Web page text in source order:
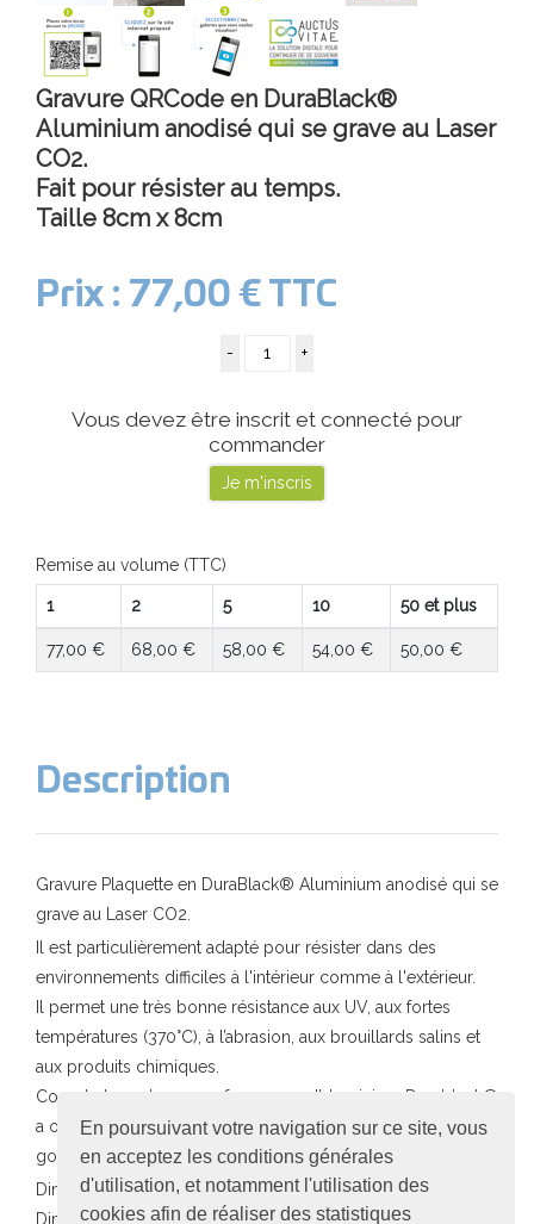
En poursuivant votre navigation sur ce site, vous
en acceptez les conditions générales
d'utilisation, et notamment l'utilisation des
cookies afin de réaliser des statistiques
Gravure QRCode en DuraBlack®
Aluminium anodisé qui se grave au Laser
CO2.
Fait pour résister au temps.
Taille 8cm x 8cm
Prix : 77,00 €TTC
Vous devez être inscrit et connecté pour
commander
Je m'inscris
Remise au volume (TTC)
1 2 5 10 50 et plus
77,00 € 68,00 € 58,00 € 54,00 € 50,00 €
Description
Gravure Plaquette en DuraBlack® Aluminium anodisé qui se
grave au Laser CO2.
Il est particulièrement adapté pour résister dans des
environnements difficiles à l'intérieur comme à l'extérieur.
Il permet une très bonne résistance aux UV, aux fortes
températures (370°C), à l’abrasion, aux brouillards salins et
aux produits chimiques.
Compte tenu de ses performances, l’aluminium Durablack®
a obtenu des homologations industrielles,
gouvernementales et militaires.
Dimension QR code 8 x 8 cm
Dimensions plaque 9 x 9 cm